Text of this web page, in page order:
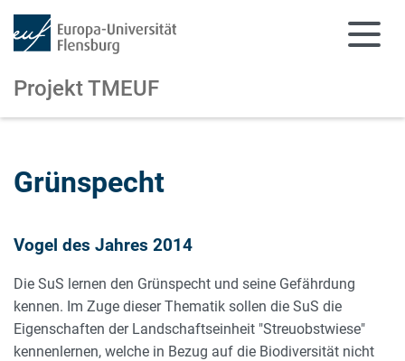
Projekt TMEUF
Grünspecht
Vogel des Jahres 2014
Die SuS lernen den Grünspecht und seine Gefährdung
kennen. Im Zuge dieser Thematik sollen die SuS die
Eigenschaften der Landschaftseinheit "Streuobstwiese"
kennenlernen, welche in Bezug auf die Biodiversität nicht